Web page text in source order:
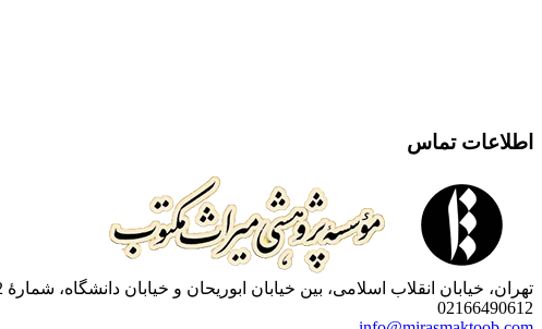
اطلاعات تماس
تهران، خیابان انقلاب اسلامی، بین خیابان ابوریحان و خیابان دانشگاه، شمارۀ 1182 (ساختمان فروردین)، طبقۀ دوم، واحد 8 ، روابط عمومی مؤسسه پژوهی میراث مکتوب؛ صندوق پستی: 569-13185
02166490612